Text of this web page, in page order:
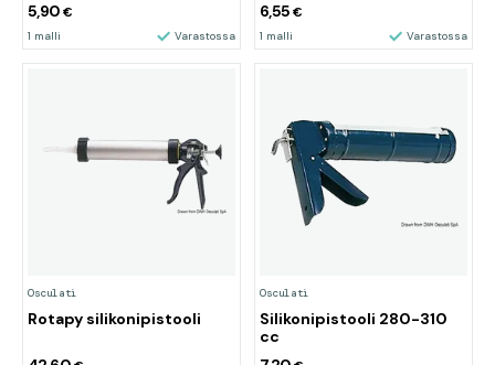
5,90€
1 malli Varastossa
6,55€
1 malli Varastossa
Osculati
Rotapy silikonipistooli
Osculati
Silikonipistooli 280-310
cc